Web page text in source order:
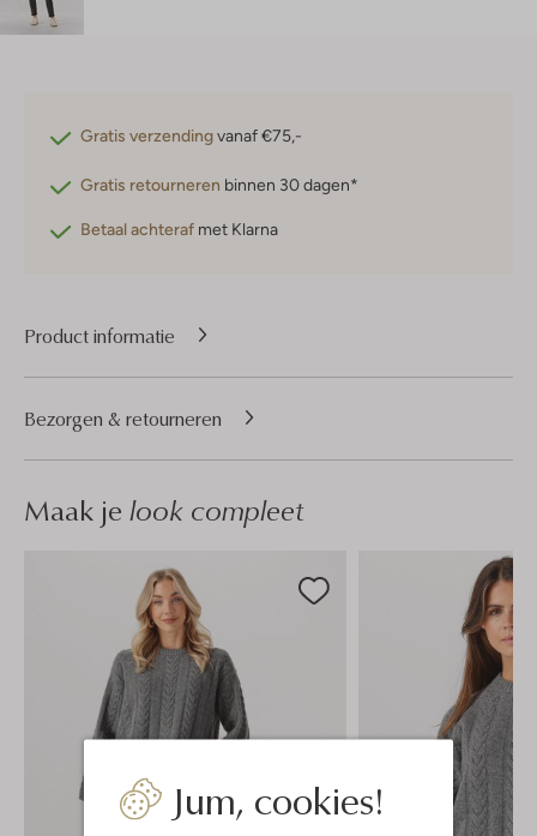
Jum, cookies!
Gratis verzendingvanaf €75,-
Gratis retourneren binnen 30 dagen*
Betaal achteraf met Klarna
Product informatie
Bezorgen & retourneren
Maak je look compleet